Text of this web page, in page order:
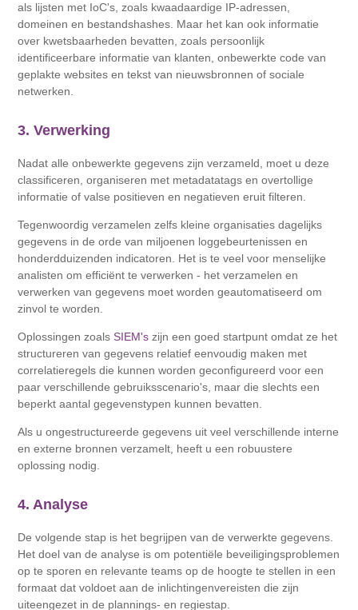
als lijsten met IoC's, zoals kwaadaardige IP-adressen,
domeinen en bestandshashes. Maar het kan ook informatie
over kwetsbaarheden bevatten, zoals persoonlijk
identificeerbare informatie van klanten, onbewerkte code van
geplakte websites en tekst van nieuwsbronnen of sociale
netwerken.
3. Verwerking
Nadat alle onbewerkte gegevens zijn verzameld, moet u deze
classificeren, organiseren met metadatatags en overtollige
informatie of valse positieven en negatieven eruit filteren.
Tegenwoordig verzamelen zelfs kleine organisaties dagelijks
gegevens in de orde van miljoenen loggebeurtenissen en
honderdduizenden indicatoren. Het is te veel voor menselijke
analisten om efficiënt te verwerken - het verzamelen en
verwerken van gegevens moet worden geautomatiseerd om
zinvol te worden.
Oplossingen zoals SIEM's zijn een goed startpunt omdat ze het
structureren van gegevens relatief eenvoudig maken met
correlatieregels die kunnen worden geconfigureerd voor een
paar verschillende gebruiksscenario's, maar die slechts een
beperkt aantal gegevenstypen kunnen bevatten.
Als u ongestructureerde gegevens uit veel verschillende interne
en externe bronnen verzamelt, heeft u een robuustere
oplossing nodig.
4. Analyse
De volgende stap is het begrijpen van de verwerkte gegevens.
Het doel van de analyse is om potentiële beveiligingsproblemen
op te sporen en relevante teams op de hoogte te stellen in een
formaat dat voldoet aan de inlichtingenvereisten die zijn
uiteengezet in de plannings- en regiestap.